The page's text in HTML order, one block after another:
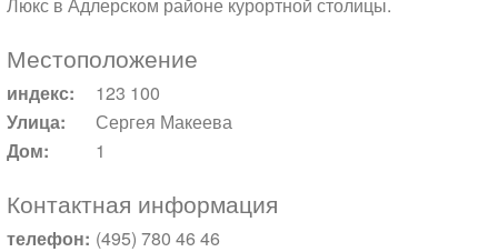
Местоположение
индекс:
123 100
Улица:
Сергея Макеева
Дом:
1
Контактная информация
телефон: (495) 780 46 46